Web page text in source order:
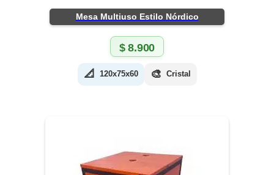
Mesa Multiuso Estilo Nórdico
$8.900
📐 120x75x60 🎨 Cristal